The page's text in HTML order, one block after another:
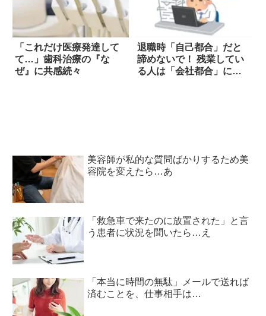
「これだけ医療発達して
て…」歯科治療の『な
ぜ』に共感続々
退職時「自己都合」だと
諦めないで！ 残業してい
る人は「会社都合」にな
美容師が私的な質問ばかりするため美
容院を変えたら…あ
「救急車で来たのに放置された」と言
う患者に状況を聞いたら…え
「本当に時間の無駄」メールで送れば
済むことを、仕事相手は…